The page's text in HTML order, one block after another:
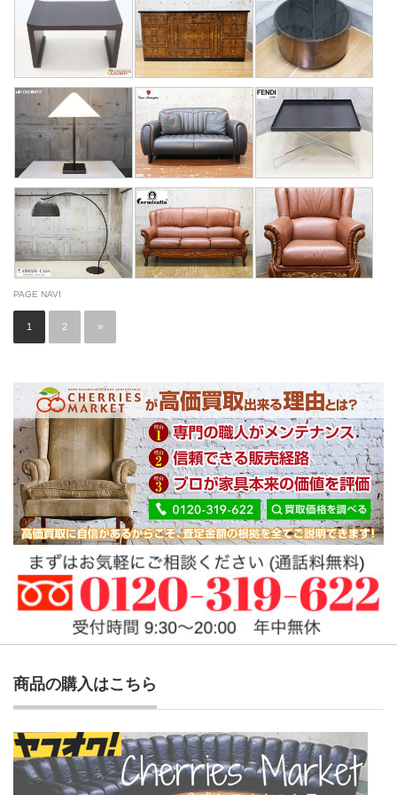
PAGE NAVI
1 2 »
商品の購入はこちら